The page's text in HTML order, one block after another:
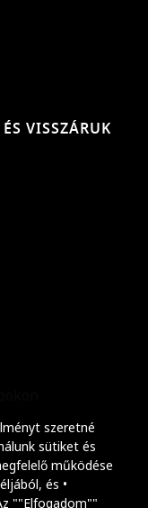
szeretné
sütiket és
működése
és •
""Elfogadom""
VISSZÁRUK
Szöveg méretének
Szóköz növelése